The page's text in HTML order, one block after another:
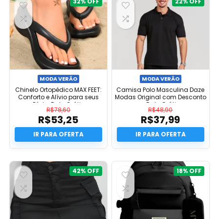
MODA VERÃO
Chinelo Ortopédico MAX FEET:
Conforto e Alívio para seus
Pés! – Frete Grátis
R$78,60
O
preço
original
era:
R$53,25
O
preço
atual
R$53,25.
MODA VERÃO
Camisa Polo Masculina Daze
Modas Original com Desconto
e Frete Grátis
R$48,90
O
preço
original
era:
R$37,99
O
preço
atual
R$37,99.
42% 18%